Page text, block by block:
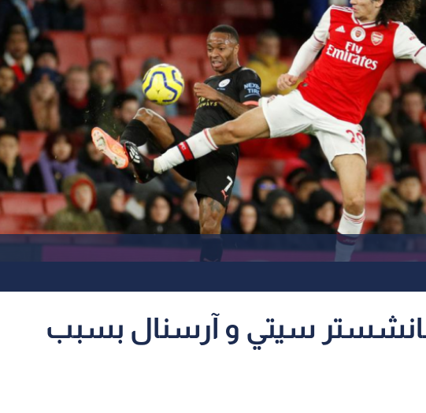
مانشستر سيتي و آرسنال بسبب